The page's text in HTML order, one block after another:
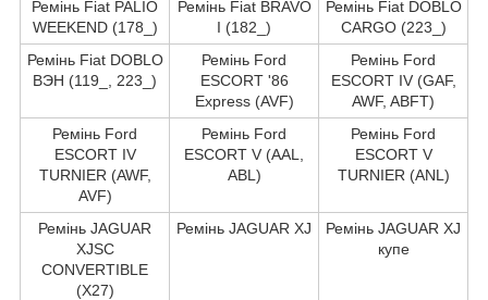
Ремінь Fiat PALIO
WEEKEND (178_)
Ремінь Fiat BRAVO
I (182_)
Ремінь Fiat DOBLO
CARGO (223_)
Ремінь Fiat DOBLO
ВЭН (119_, 223_)
Ремінь Ford
ESCORT '86
Express (AVF)
Ремінь Ford
ESCORT IV (GAF,
AWF, ABFT)
Ремінь Ford
ESCORT IV
TURNIER (AWF,
AVF)
Ремінь Ford
ESCORT V (AAL,
ABL)
Ремінь Ford
ESCORT V
TURNIER (ANL)
Ремінь JAGUAR
XJSC
CONVERTIBLE
(X27)
Ремінь JAGUAR XJ
Ремінь JAGUAR XJ
купе